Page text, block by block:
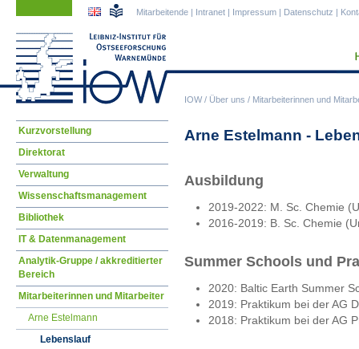
IOW/ Über uns / Mitarbeiterinnen und
Mitarbeitende | Intranet | Impressum | Datenschutz |
Arne Estelmann -
Ausbildung
2019-2022: M. Sc. Chemie
2016-2019: B. Sc. Chemie
Summer Schools und
2020: Baltic Earth Summer
2019: Praktikum bei der AG
2018: Praktikum bei der AG
Navigation
Kurzvorstellung
Direktorat
Verwaltung
Wissenschaftsmanagement
Bibliothek
IT & Datenmanagement
Analytik-Gruppe / akkreditierter
Bereich
Mitarbeiterinnen und Mitarbeiter
Arne Estelmann
Lebenslauf